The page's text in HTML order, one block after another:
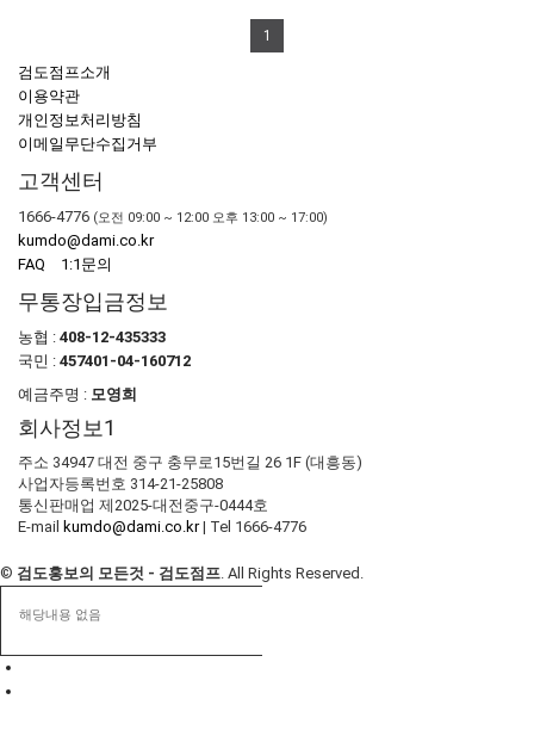
1
검도점프소개
이용약관
개인정보처리방침
이메일무단수집거부
고객센터
1666-4776 (오전 09:00 ~ 12:00 오후 13:00 ~ 17:00)
kumdo@dami.co.kr
FAQ
1:1문의
무통장입금정보
농협 : 408-12-435333
국민 : 457401-04-160712
예금주명 : 모영희
회사정보1
주소 34947 대전 중구 충무로15번길 26 1F (대흥동)
사업자등록번호 314-21-25808
통신판매업 제2025-대전중구-0444호
E-mail kumdo@dami.co.kr | Tel 1666-4776
© 검도홍보의 모든것 - 검도점프 . All Rights Reserved.
해당내용 없음